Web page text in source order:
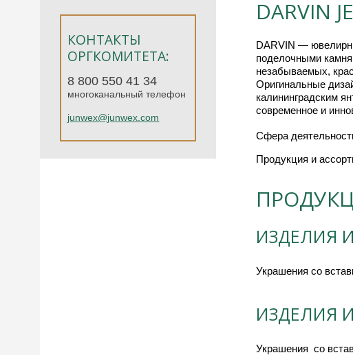
КОНТАКТЫ
ОРГКОМИТЕТА:
8 800 550 41 34
многоканальный телефон
junwex@junwex.com
DARVIN
DARVIN —
поделочными
незабываемых,
Оригинальные
калининградским
современное и
Сфера
Продукция и
ИЗДЕЛИЯ
Украшения со
ИЗДЕЛИЯ
Украшения  со